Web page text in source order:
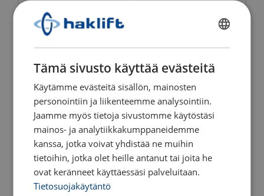
Akkukäyttöinen
sähkövaijeritalja nostoon
ja vetoon 24 V
Katso tuote
Tasavirtavintturi
ajoneuvoon 12 V
Tämä sivusto käyttää evästeitä
Käytämme evästeitä sisällön, mainosten
personointiin ja liikenteemme analysointiin.
Jaamme myös tietoja sivustomme käytöstäsi
mainos- ja analytiikkakumppaneidemme
kanssa, jotka voivat yhdistää ne muihin
tietoihin, jotka olet heille antanut tai joita he
ovat keränneet käyttäessäsi palveluitaan.
Tietosuojakäytäntö